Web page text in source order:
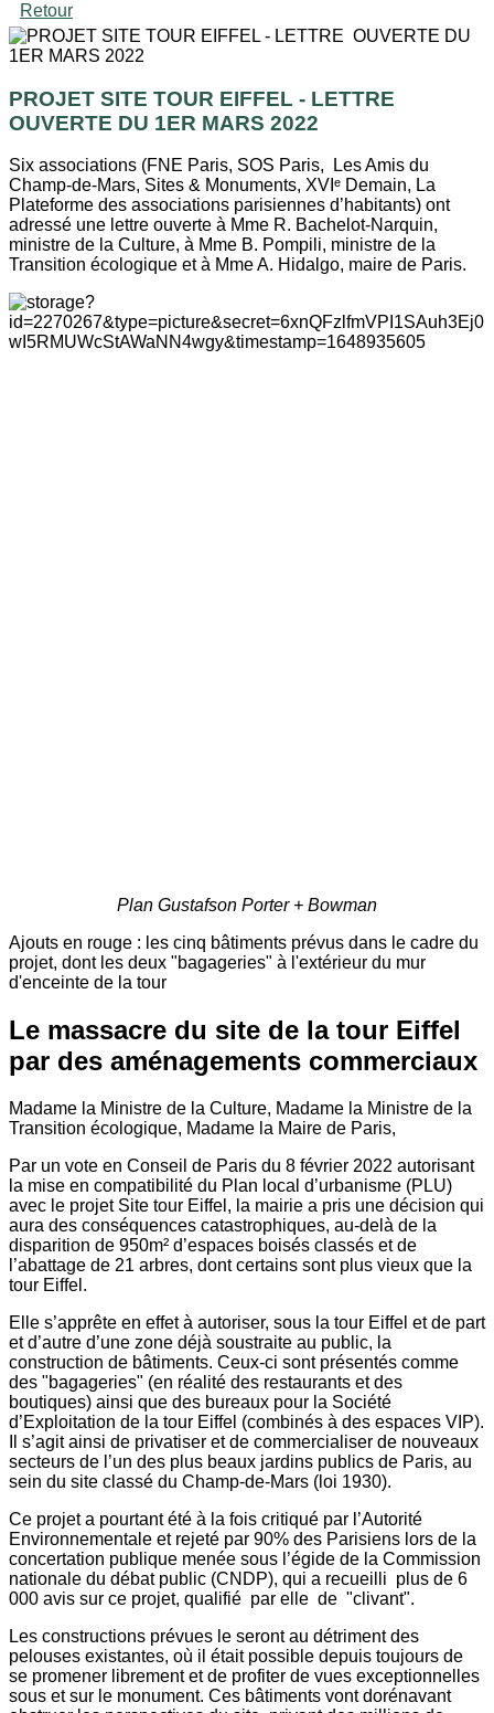
Retour
PROJET SITE TOUR EIFFEL - LETTRE
OUVERTE DU 1ER MARS 2022
Six associations (FNE Paris, SOS Paris, Les Amis du
Champ-de-Mars, Sites & Monuments, XVIᵉ Demain, La
Plateforme des associations parisiennes d’habitants) ont
adressé une lettre ouverte à Mme R. Bachelot-Narquin,
ministre de la Culture, à Mme B. Pompili, ministre de la
Transition écologique et à Mme A. Hidalgo, maire de Paris.
Plan Gustafson Porter + Bowman
Ajouts en rouge : les cinq bâtiments prévus dans le cadre du
projet, dont les deux "bagageries" à l'extérieur du mur
d'enceinte de la tour
Le massacre du site de la tour Eiffel
par des aménagements commerciaux
Madame la Ministre de la Culture, Madame la Ministre de la
Transition écologique, Madame la Maire de Paris,
Par un vote en Conseil de Paris du 8 février 2022 autorisant
la mise en compatibilité du Plan local d’urbanisme (PLU)
avec le projet Site tour Eiffel, la mairie a pris une décision qui
aura des conséquences catastrophiques, au-delà de la
disparition de 950m² d’espaces boisés classés et de
l’abattage de 21 arbres, dont certains sont plus vieux que la
tour Eiffel.
Elle s’apprête en effet à autoriser, sous la tour Eiffel et de part
et d’autre d’une zone déjà soustraite au public, la
construction de bâtiments. Ceux-ci sont présentés comme
des "bagageries" (en réalité des restaurants et des
boutiques) ainsi que des bureaux pour la Société
d’Exploitation de la tour Eiffel (combinés à des espaces VIP).
Il s’agit ainsi de privatiser et de commercialiser de nouveaux
secteurs de l’un des plus beaux jardins publics de Paris, au
sein du site classé du Champ-de-Mars (loi 1930).
Ce projet a pourtant été à la fois critiqué par l’Autorité
Environnementale et rejeté par 90% des Parisiens lors de la
concertation publique menée sous l’égide de la Commission
nationale du débat public (CNDP), qui a recueilli plus de 6
000 avis sur ce projet, qualifié par elle de "clivant".
Les constructions prévues le seront au détriment des
pelouses existantes, où il était possible depuis toujours de
se promener librement et de profiter de vues exceptionnelles
sous et sur le monument. Ces bâtiments vont dorénavant